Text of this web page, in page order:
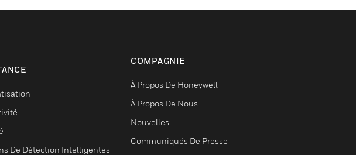
De Détection Intelligentes
COMPAGNIE
À Propos De Honeywell
À Propos De Nous
Nouvelles
Communiqués De Presse